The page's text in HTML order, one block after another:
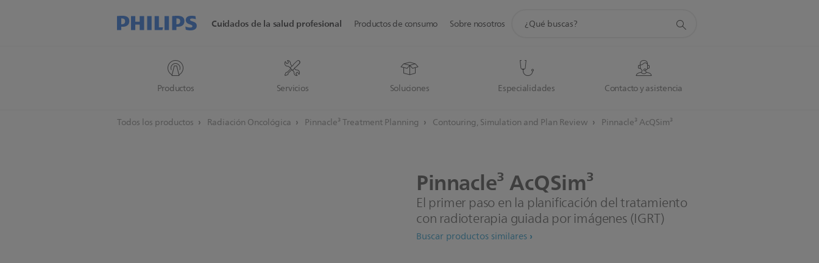
Cuidados de la salud profesional
Productos Servicios Soluciones Especialidades Contacto y asistencia
Productos de consumo Sobre nosotros
búsqueda
Todos los productos Radiación Oncológica Pinnacle³ Treatment Planning Contouring, Simulation and Plan Review Pinnacle³ AcQSim³
Pinnacle³AcQSim³
El primer paso en la planificación del tratamiento
con radioterapia guiada por imágenes (IGRT)
Buscar productos similares